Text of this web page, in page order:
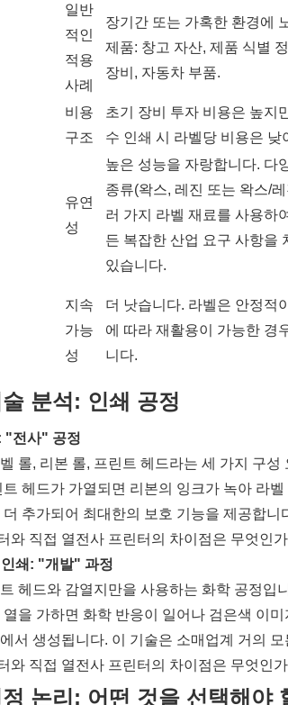
일반
적인
적용
사례
장기간 또는 가혹한 환경에
제품: 창고 자산, 제품 식별
장비, 자동차 부품.
비용
구조
초기 장비 투자 비용은 높지
수 인쇄 시 라벨당 비용은 낮
유연
성
높은 성능을 자랑합니다. 다
종류(왁스, 레진 또는 왁스/레
러 가지 라벨 재료를 사용하
든 복잡한 산업 요구 사항을
있습니다.
지속
가능
성
더 낫습니다. 라벨은 안정적
에 따라 재활용이 가능한 경
니다.
분석: 인쇄 공정
"전사" 공정
롤, 리본 롤, 프린트 헤드라는 세 가지 구
헤드가 가열되면 리본의 잉크가 녹아 라
추가되어 최대한의 보호 기능을 제공합니
쇄: "개발" 과정
헤드와 감열지만을 사용하는 화학 공정
을 가하면 화학 반응이 일어나 검은색 이
서 생성됩니다. 이 기술은 소매업계 거의
논리: 어떤 것을 선택해야